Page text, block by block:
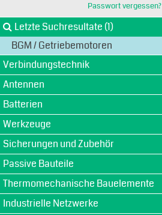
Passwort vergessen?
Letzte Suchresultate (1)
BGM / Getriebemotoren
Verbindungstechnik
Antennen
Batterien
Werkzeuge
Sicherungen und Zubehör
Passive Bauteile
Thermomechanische Bauelemente
Industrielle Netzwerke